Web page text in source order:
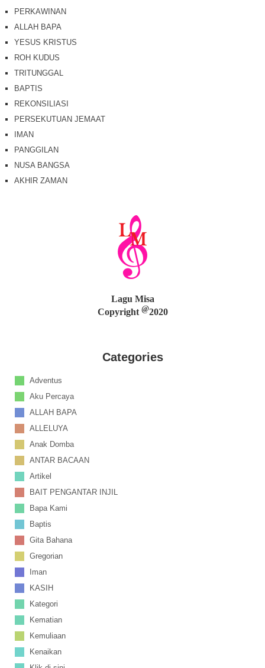
PERKAWINAN
ALLAH BAPA
YESUS KRISTUS
ROH KUDUS
TRITUNGGAL
BAPTIS
REKONSILIASI
PERSEKUTUAN JEMAAT
IMAN
PANGGILAN
NUSA BANGSA
AKHIR ZAMAN
Lagu Misa
Copyright @2020
Categories
Adventus
Aku Percaya
ALLAH BAPA
ALLELUYA
Anak Domba
ANTAR BACAAN
Artikel
BAIT PENGANTAR INJIL
Bapa Kami
Baptis
Gita Bahana
Gregorian
Iman
KASIH
Kategori
Kematian
Kemuliaan
Kenaikan